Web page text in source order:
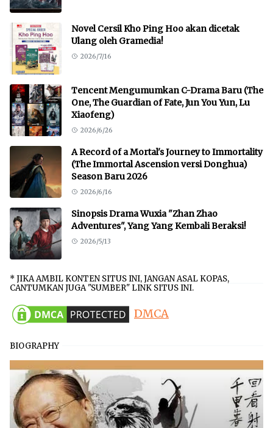
Novel Cersil Kho Ping Hoo akan dicetak
Ulang oleh Gramedia!
2026/7/16
Tencent Mengumumkan C-Drama Baru (The
One, The Guardian of Fate, Jun You Yun, Lu
Xiaofeng)
2026/6/26
A Record of a Mortal's Journey to Immortality
(The Immortal Ascension versi Donghua)
Season Baru 2026
2026/6/16
Sinopsis Drama Wuxia "Zhan Zhao
Adventures", Yang Yang Kembali Beraksi!
2026/5/13
* JIKA AMBIL KONTEN SITUS INI, JANGAN ASAL KOPAS,
CANTUMKAN JUGA "SUMBER" LINK SITUS INI.
DMCA
BIOGRAPHY